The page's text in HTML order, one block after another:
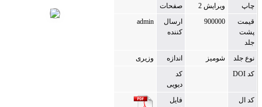
2
صفحات
ارسال
admin
اندازه
وزیری